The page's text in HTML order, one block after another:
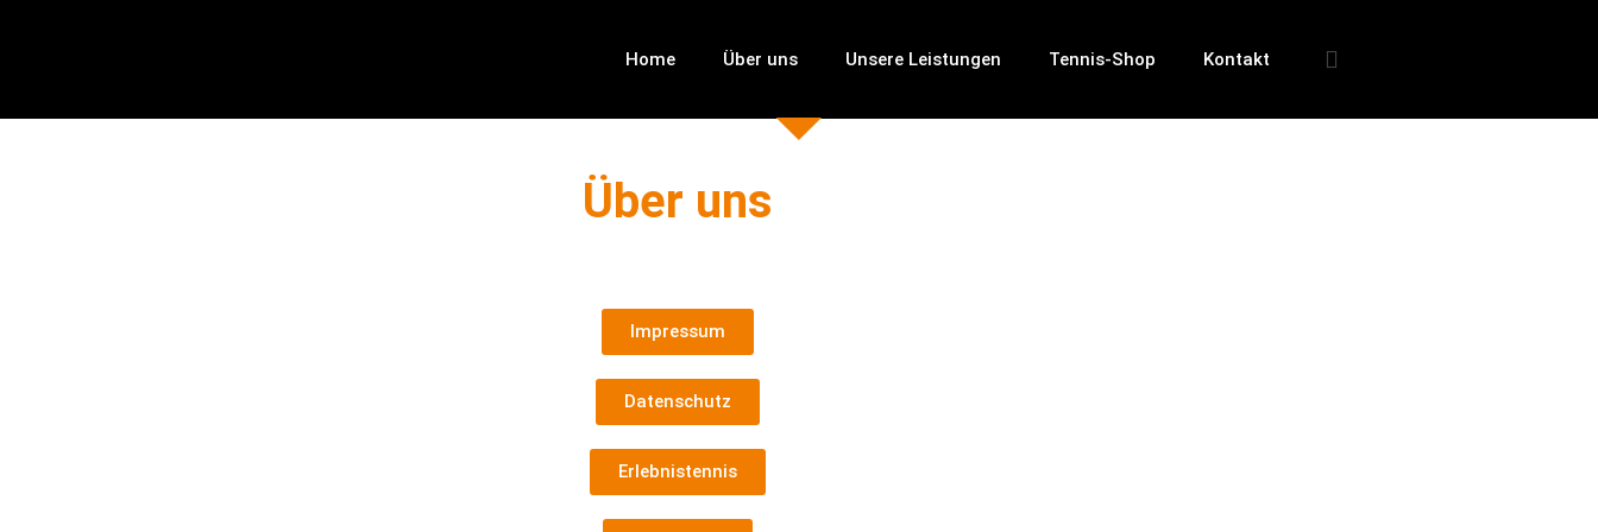
Home Über uns Unsere Leistungen Tennis-Shop Kontakt
Über uns
Impressum
Datenschutz
Erlebnistennis